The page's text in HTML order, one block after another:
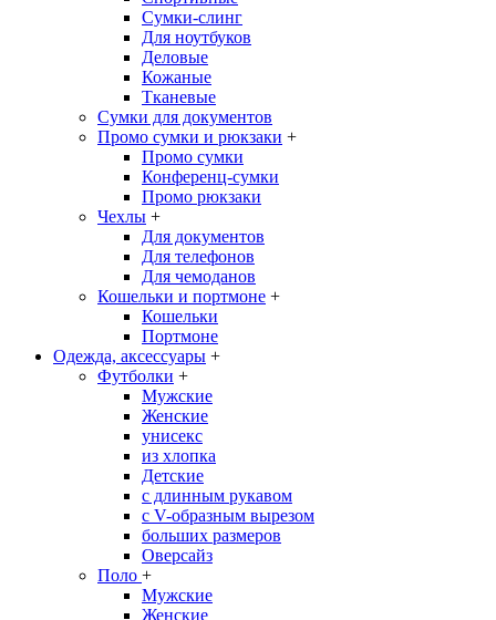
Сумки-слинг
Для ноутбуков
Деловые
Кожаные
Тканевые
Сумки для документов
Промо сумки и рюкзаки +
Промо сумки
Конференц-сумки
Промо рюкзаки
Чехлы +
Для документов
Для телефонов
Для чемоданов
Кошельки и портмоне +
Кошельки
Портмоне
Одежда, аксессуары +
Футболки +
Мужские
Женские
унисекс
из хлопка
Детские
с длинным рукавом
с V-образным вырезом
больших размеров
Оверсайз
Поло +
Мужские
Женские